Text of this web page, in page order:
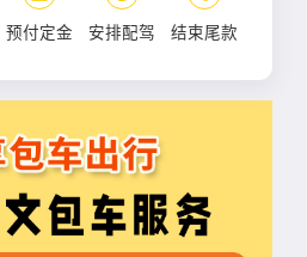
预付定金 安排配驾 结束尾款